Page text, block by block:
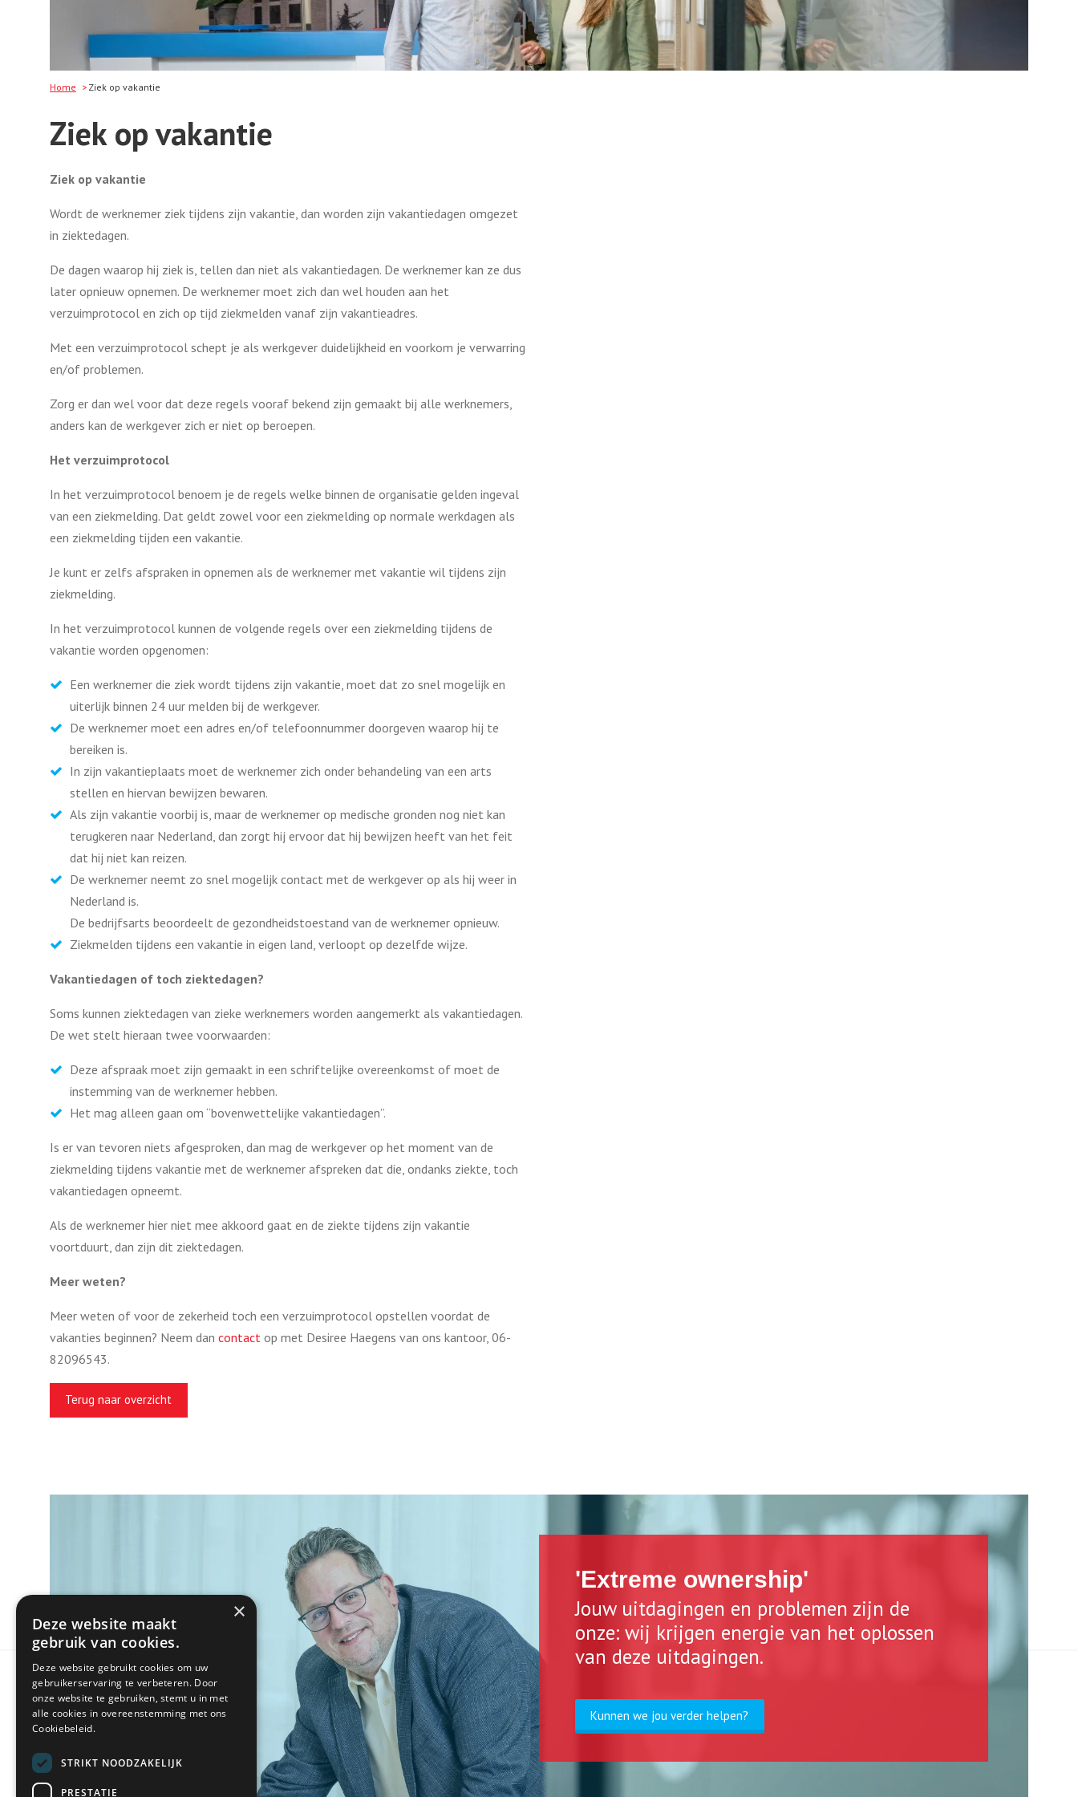
Home Ziek op vakantie
Ziek op vakantie
Ziek op vakantie
Wordt de werknemer ziek tijdens zijn vakantie, dan worden zijn vakantiedagen omgezet
in ziektedagen.
De dagen waarop hij ziek is, tellen dan niet als vakantiedagen. De werknemer kan ze dus
later opnieuw opnemen. De werknemer moet zich dan wel houden aan het
verzuimprotocol en zich op tijd ziekmelden vanaf zijn vakantieadres.
Met een verzuimprotocol schept je als werkgever duidelijkheid en voorkom je verwarring
en/of problemen.
Zorg er dan wel voor dat deze regels vooraf bekend zijn gemaakt bij alle werknemers,
anders kan de werkgever zich er niet op beroepen.
Het verzuimprotocol
In het verzuimprotocol benoem je de regels welke binnen de organisatie gelden ingeval
van een ziekmelding. Dat geldt zowel voor een ziekmelding op normale werkdagen als
een ziekmelding tijden een vakantie.
Je kunt er zelfs afspraken in opnemen als de werknemer met vakantie wil tijdens zijn
ziekmelding.
In het verzuimprotocol kunnen de volgende regels over een ziekmelding tijdens de
vakantie worden opgenomen:
Een werknemer die ziek wordt tijdens zijn vakantie, moet dat zo snel mogelijk en
uiterlijk binnen 24 uur melden bij de werkgever.
De werknemer moet een adres en/of telefoonnummer doorgeven waarop hij te
bereiken is.
In zijn vakantieplaats moet de werknemer zich onder behandeling van een arts
stellen en hiervan bewijzen bewaren.
Als zijn vakantie voorbij is, maar de werknemer op medische gronden nog niet kan
terugkeren naar Nederland, dan zorgt hij ervoor dat hij bewijzen heeft van het feit
dat hij niet kan reizen.
De werknemer neemt zo snel mogelijk contact met de werkgever op als hij weer in
Nederland is.
De bedrijfsarts beoordeelt de gezondheidstoestand van de werknemer opnieuw.
Ziekmelden tijdens een vakantie in eigen land, verloopt op dezelfde wijze.
Vakantiedagen of toch ziektedagen?
Soms kunnen ziektedagen van zieke werknemers worden aangemerkt als vakantiedagen.
De wet stelt hieraan twee voorwaarden:
Deze afspraak moet zijn gemaakt in een schriftelijke overeenkomst of moet de
instemming van de werknemer hebben.
Het mag alleen gaan om “bovenwettelijke vakantiedagen”.
Is er van tevoren niets afgesproken, dan mag de werkgever op het moment van de
ziekmelding tijdens vakantie met de werknemer afspreken dat die, ondanks ziekte, toch
vakantiedagen opneemt.
Als de werknemer hier niet mee akkoord gaat en de ziekte tijdens zijn vakantie
voortduurt, dan zijn dit ziektedagen.
Meer weten?
Meer weten of voor de zekerheid toch een verzuimprotocol opstellen voordat de
vakanties beginnen? Neem dan contact op met Desiree Haegens van ons kantoor, 06-
82096543.
Terug naar overzicht
'Extreme ownership'
Jouw uitdagingen en problemen zijn de
onze: wij krijgen energie van het oplossen
van deze uitdagingen.
Kunnen we jou verder helpen?
×
Deze website maakt
gebruik van cookies.
Deze website gebruikt cookies om uw
gebruikerservaring te verbeteren. Door
onze website te gebruiken, stemt u in met
alle cookies in overeenstemming met ons
Cookiebeleid.
STRIKT NOODZAKELIJK
PRESTATIE